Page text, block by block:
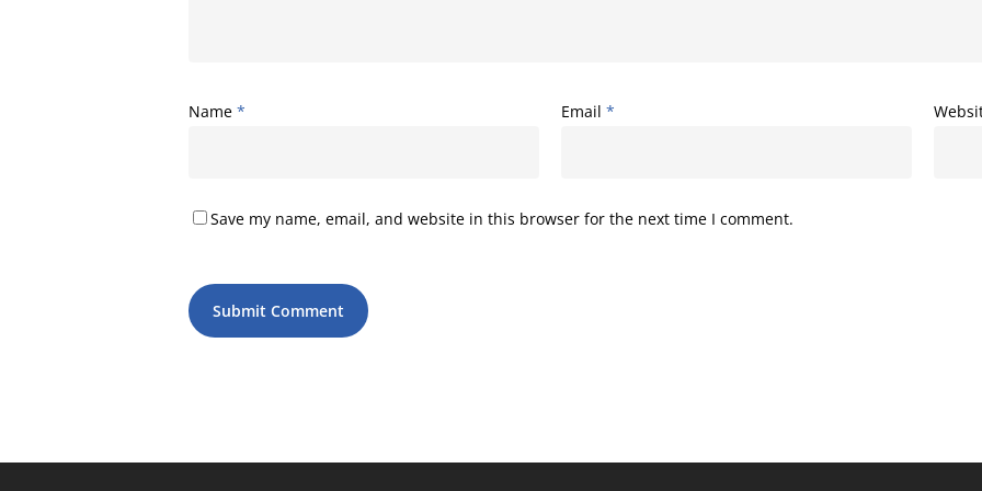
Name * Email *
Save my name, email, and website in this browser for the next time I comment.